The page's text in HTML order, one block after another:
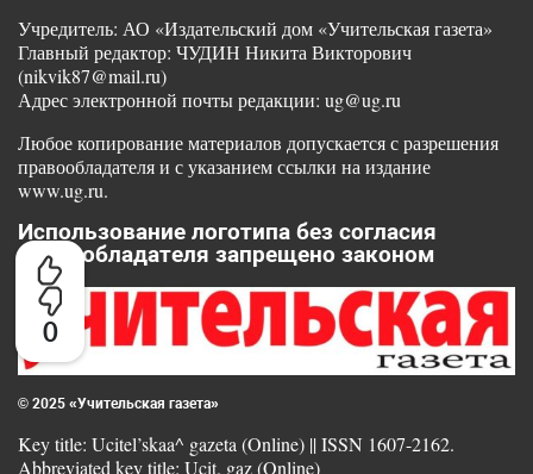
0
Учредитель: АО «Издательский дом «Учительская газета»
Главный редактор: ЧУДИН Никита Викторович
(nikvik87@mail.ru)
Адрес электронной почты редакции: ug@ug.ru
Любое копирование материалов допускается с разрешения
правообладателя и с указанием ссылки на издание
www.ug.ru.
Использование логотипа без согласия
правообладателя запрещено законом
© 2025 «Учительская газета»
Key title: Ucitel’skaa^ gazeta (Online) || ISSN 1607-2162.
Abbreviated key title: Ucit. gaz (Online)